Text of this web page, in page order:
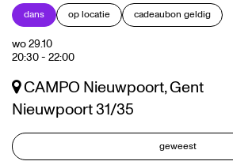
dans op locatie cadeaubon geldig
wo 29.10
20:30- 22:00
CAMPO Nieuwpoort, Gent
Nieuwpoort 31/35
geweest